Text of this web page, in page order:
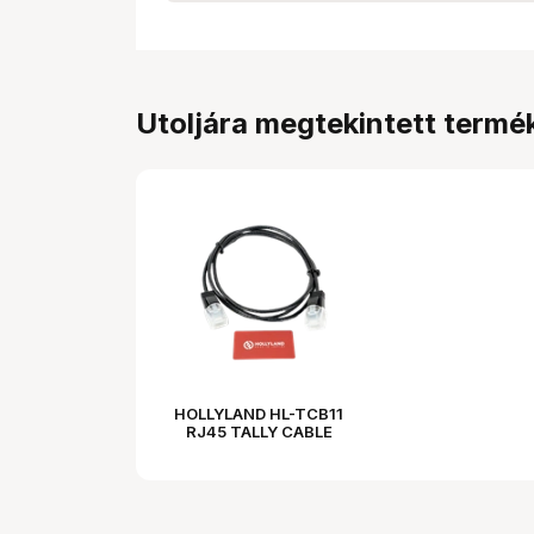
Utoljára megtekintett
HOLLYLAND HL-TCB11
RJ45 TALLY CABLE